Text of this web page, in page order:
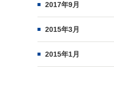
2017年9月
2015年3月
2015年1月